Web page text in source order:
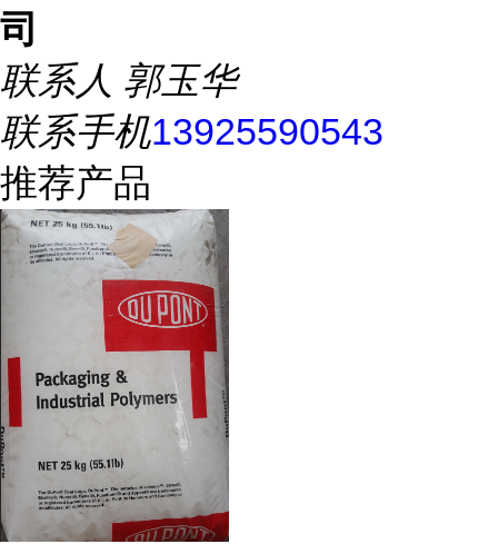
司
联系人 郭玉华
联系手机13925590543
推荐产品